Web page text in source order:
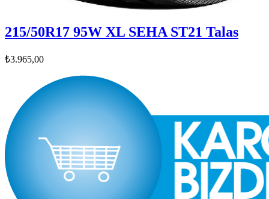
215/50R17 95W XL SEHA ST21 Talas
₺3.965,00